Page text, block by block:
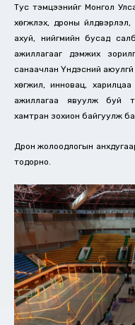
Тус тэмцээнийг Монгол
хөгжүүлэх, дроны
ахуй, нийгмийн бусад
ажиллагааг дэмжих
санаачлан Үндэсний
хөгжил, инновац,
ажиллагаа явуулж буй
хамтран зохион байгуулж
Дрон жолоодлогын
тодорно.